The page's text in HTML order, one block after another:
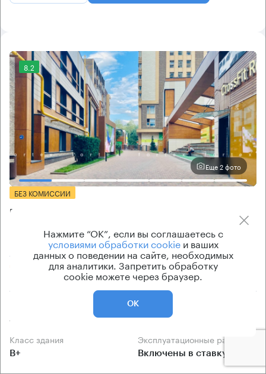
8.2
Еще 2 фото
БЕЗ КОМИССИИ
Бизнес-центр
Москва, проспект Мира, 102 к2
Алексеевская → 750 м ~7 мин
48000 кв.м по запросу
Класс здания
B+
Эксплуатационные расходы
Включены в ставку
Нажмите “ОК”, если вы соглашаетесь с
условиями обработки cookieи ваших
данных о поведении на сайте, необходимых
для аналитики. Запретить обработку
cookie можете через браузер.
ОК